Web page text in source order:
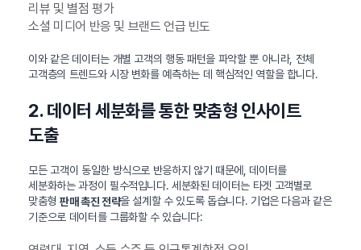
리뷰 및 별점 평가
소셜 미디어 반응 및 브랜드 언급 빈도
이와 같은 데이터는 개별 고객의 행동 패턴을 파악할 뿐 아니라, 전체
고객층의 트렌드와 시장 변화를 예측하는 데 핵심적인 역할을 합니다.
2. 데이터 세분화를 통한 맞춤형 인사이트
도출
모든 고객이 동일한 방식으로 반응하지 않기 때문에, 데이터를
세분화하는 과정이 필수적입니다. 세분화된 데이터는 타겟 고객별로
맞춤형 판매 촉진 전략을 설계할 수 있도록 돕습니다. 기업은 다음과 같은
기준으로 데이터를 그룹화할 수 있습니다: